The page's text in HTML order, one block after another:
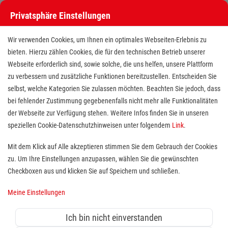
Stellenangebote bei den Maltesern
Stellenangebote bei den Maltesern
Finde deutschlandweit offene Stellen bei einem der größten
Arbeitgeber im Gesundheits- und Sozialwesen in Vollzeit,
Teilzeit, als Minijob, Trainee oder FSJ!
Suche
Jobs suchen
Privatsphäre Einstellungen
Wir verwenden Cookies, um Ihnen ein optimales Webseiten-Erlebnis zu
bieten. Hierzu zählen Cookies, die für den technischen Betrieb unserer
Webseite erforderlich sind, sowie solche, die uns helfen, unsere Plattform
zu verbessern und zusätzliche Funktionen bereitzustellen. Entscheiden Sie
selbst, welche Kategorien Sie zulassen möchten. Beachten Sie jedoch, dass
bei fehlender Zustimmung gegebenenfalls nicht mehr alle Funktionalitäten
der Webseite zur Verfügung stehen. Weitere Infos finden Sie in unseren
speziellen Cookie-Datenschutzhinweisen unter folgendem Link.
Mit dem Klick auf Alle akzeptieren stimmen Sie dem Gebrauch der Cookies
zu. Um Ihre Einstellungen anzupassen, wählen Sie die gewünschten
Checkboxen aus und klicken Sie auf Speichern und schließen.
Meine Einstellungen
Ich bin nicht einverstanden